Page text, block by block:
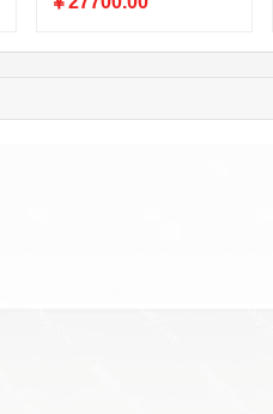
03:18:49 173****0620 联系了该媒体所在